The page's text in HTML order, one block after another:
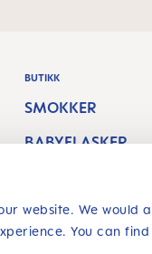
website. We
You can
BUTIKK
SMOKKER
BABYFLASKER
BITERINGER OG
TANNBØRSTER